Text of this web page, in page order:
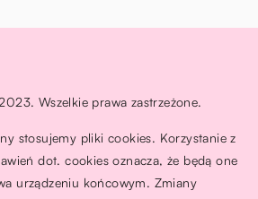
Wszelkie prawa zastrzeżone.
stosujemy pliki cookies. Korzystanie z
dot. cookies oznacza, że będą one
urządzeniu końcowym. Zmiany